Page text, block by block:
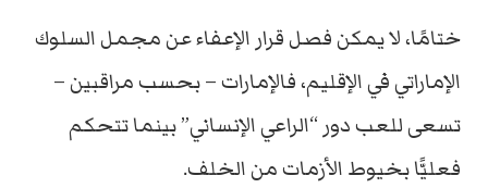
ختامًا،لايمكنفصلقرار الإعفاءعنمجملالسلوك
الإماراتيفيالإقليم،فالإمارات –بحسبمراقبين –
تسعىللعبدور “الراعيالإنساني”بينماتتحكم
فعليًّابخيوط الأزماتمنالخلف.